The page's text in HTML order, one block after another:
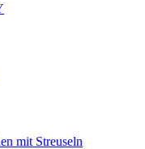
mit Streuseln